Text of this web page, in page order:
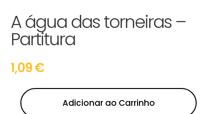
A água das torneiras –
Partitura
1,09€
Adicionar ao Carrinho